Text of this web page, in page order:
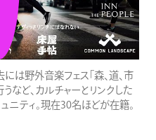
には野外音楽フェス「森、道、市
など、カルチャーとリンクした
ニティ。現在30名ほどが在籍。